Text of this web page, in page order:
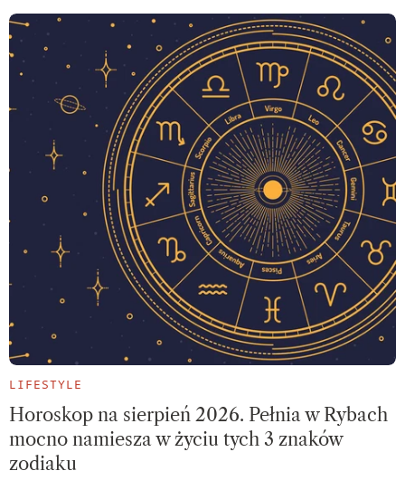
LIFESTYLE
Horoskop na sierpień 2026. Pełnia w Rybach
mocno namiesza w życiu tych 3 znaków
zodiaku